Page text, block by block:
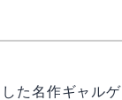
た名作ギャル